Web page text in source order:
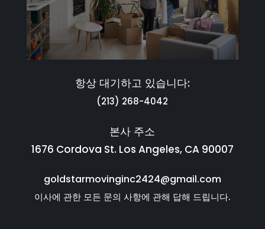
항상 대기하고 있습니다:
(213) 268-4042
본사 주소
1676 Cordova St. Los Angeles, CA 90007
goldstarmovinginc2424@gmail.com
이사에 관한 모든 문의 사항에 관해 답해 드립니다.